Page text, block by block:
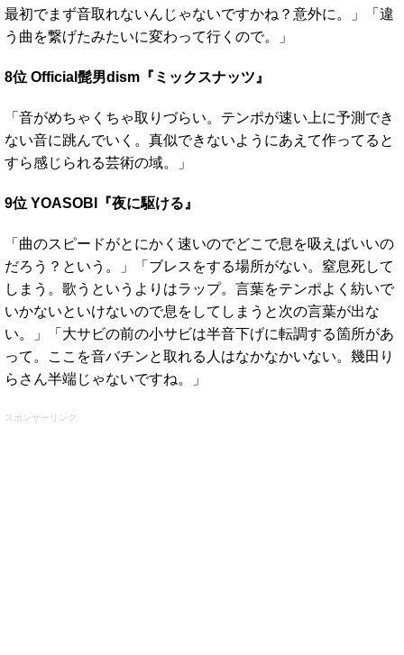
最初でまず音取れないんじゃないですかね？意外に。」「違
う曲を繋げたみたいに変わって行くので。」
8位 Official髭男dism『ミックスナッツ』
「音がめちゃくちゃ取りづらい。テンポが速い上に予測でき
ない音に跳んでいく。真似できないようにあえて作ってると
すら感じられる芸術の域。」
9位 YOASOBI『夜に駆ける』
「曲のスピードがとにかく速いのでどこで息を吸えばいいの
だろう？という。」「ブレスをする場所がない。窒息死して
しまう。歌うというよりはラップ。言葉をテンポよく紡いで
いかないといけないので息をしてしまうと次の言葉が出な
い。」「大サビの前の小サビは半音下げに転調する箇所があ
って。ここを音バチンと取れる人はなかなかいない。幾田り
らさん半端じゃないですね。」
スポンサーリンク